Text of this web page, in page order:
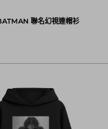
聯名幻視連帽衫
聯名水洗格鬥連帽衫